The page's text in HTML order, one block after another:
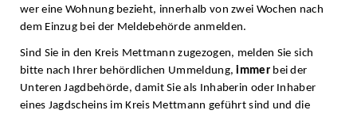
wer eine Wohnung bezieht, innerhalb von zwei Wochen nach
dem Einzug bei der Meldebehörde anmelden.
Sind Sie in den Kreis Mettmann zugezogen, melden Sie sich
bitte nach Ihrer behördlichen Ummeldung, immerbei der
Unteren Jagdbehörde, damit Sie als Inhaberin oder Inhaber
eines Jagdscheins im Kreis Mettmann geführt sind und die